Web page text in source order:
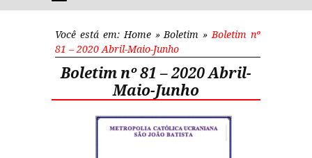
Você está em: Home» Boletim » Boletim nº
81 – 2020 Abril-Maio-Junho
Boletim nº 81 – 2020 Abril-
Maio-Junho